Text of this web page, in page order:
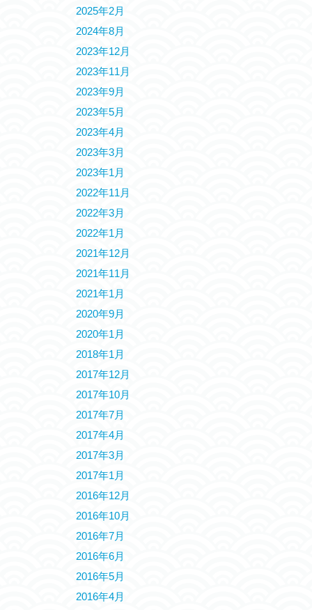
2025年2月
2024年8月
2023年12月
2023年11月
2023年9月
2023年5月
2023年4月
2023年3月
2023年1月
2022年11月
2022年3月
2022年1月
2021年12月
2021年11月
2021年1月
2020年9月
2020年1月
2018年1月
2017年12月
2017年10月
2017年7月
2017年4月
2017年3月
2017年1月
2016年12月
2016年10月
2016年7月
2016年6月
2016年5月
2016年4月